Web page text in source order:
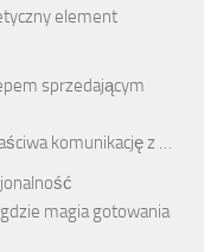
element
sprzedającym
komunikację z …
magia gotowania